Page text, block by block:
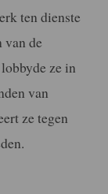
ten dienste
van de
ze in
van
ze tegen